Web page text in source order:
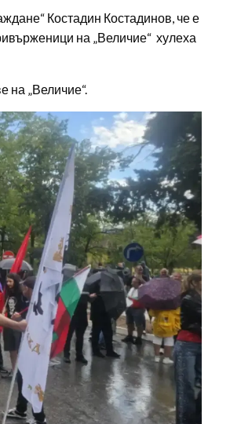
Костадин Костадинов, че е
на „Величие“ хулеха
на „Величие“.